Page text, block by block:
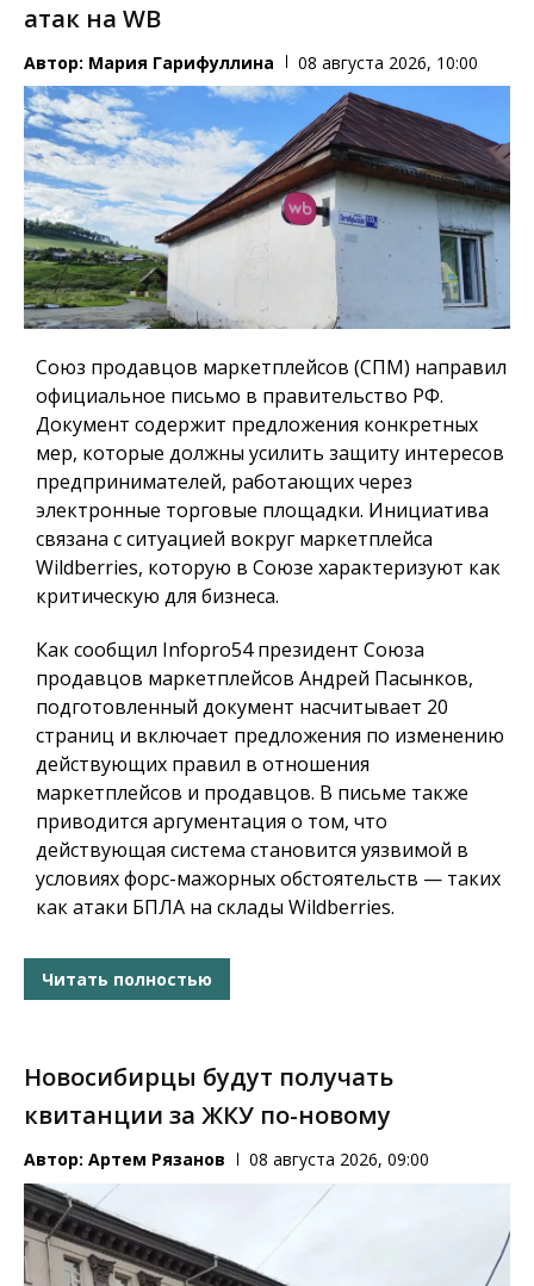
атак на WB
Автор: Мария Гарифуллина 08 августа 2026, 10:00
Союз продавцов маркетплейсов (СПМ) направил
официальное письмо в правительство РФ.
Документ содержит предложения конкретных
мер, которые должны усилить защиту интересов
предпринимателей, работающих через
электронные торговые площадки. Инициатива
связана с ситуацией вокруг маркетплейса
Wildberries, которую в Союзе характеризуют как
критическую для бизнеса.
Как сообщил Infopro54президент Союза
продавцов маркетплейсов Андрей Пасынков,
подготовленный документ насчитывает 20
страниц и включает предложения по изменению
действующих правил в отношения
маркетплейсов и продавцов. В письме также
приводится аргументация о том, что
действующая система становится уязвимой в
условиях форс-мажорных обстоятельств — таких
как атаки БПЛА на склады Wildberries.
Читать полностью
Новосибирцы будут получать
квитанции за ЖКУ по-новому
Автор: Артем Рязанов 08 августа 2026, 09:00